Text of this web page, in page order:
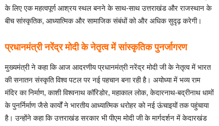
के लिए एक महत्वपूर्ण आश्रय स्थल बनने के साथ-साथ उत्तराखंड और राजस्थान के
बीच सांस्कृतिक, आध्यात्मिक और सामाजिक संबंधों को और अधिक सुदृढ़ करेगी।
प्रधानमंत्री नरेंद्र मोदी के नेतृत्व में सांस्कृतिक पुनर्जागरण
मुख्यमंत्री ने कहा कि आज आदरणीय प्रधानमंत्री नरेंद्र मोदी जी के नेतृत्व में भारत
की सनातन संस्कृति विश्व पटल पर नई पहचान बना रही है। अयोध्या में भव्य राम
मंदिर का निर्माण, काशी विश्वनाथ कॉरिडोर, महाकाल लोक, केदारनाथ-बद्रीनाथ धामों
के पुनर्निर्माण जैसे कार्यों ने भारतीय आध्यात्मिक धरोहर को नई ऊंचाइयों तक पहुंचाया
है। उन्होंने कहा कि उत्तराखंड सरकार भी पीएम मोदी जी के मार्गदर्शन में केदारखंड